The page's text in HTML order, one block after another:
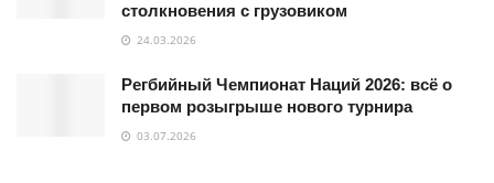
столкновения с грузовиком
24.03.2026
Регбийный Чемпионат Наций 2026: всё о
первом розыгрыше нового турнира
03.07.2026